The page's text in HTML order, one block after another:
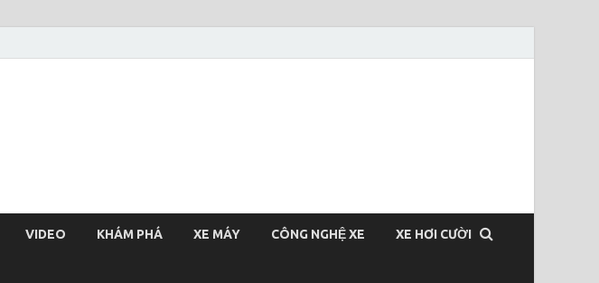
VIDEO KHÁM PHÁ XE MÁY CÔNG NGHỆ XE XE HƠI CƯỜI